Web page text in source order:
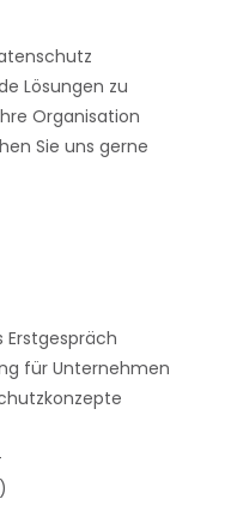
Lösungen zu
Organisation
Sie uns gerne
Erstgespräch
für Unternehmen